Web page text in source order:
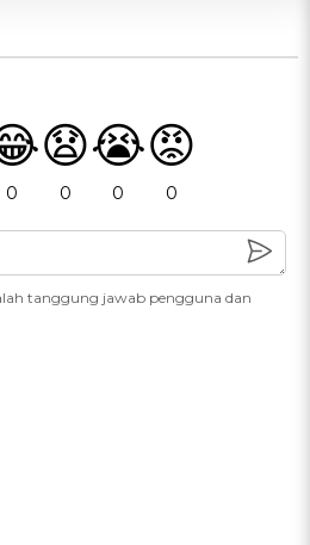
0
😧
0
😭
0
😡
0
tanggung jawab pengguna dan